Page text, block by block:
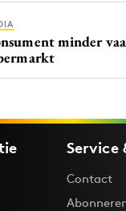
minder
Contact